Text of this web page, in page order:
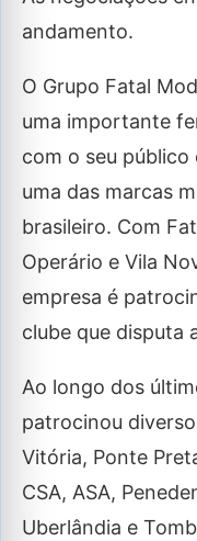
andamento.
O Grupo Fatal
uma importante
com o seu
uma das marcas
brasileiro. Com
Operário e Vila
empresa é
clube que disputa
Ao longo dos
patrocinou
Vitória, Ponte
CSA, ASA,
Uberlândia e